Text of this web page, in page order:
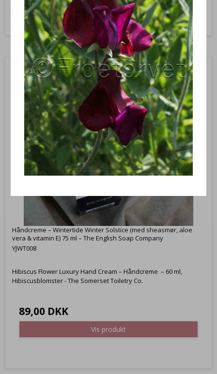
Håndcreme – Wintertide Winter Solstice (med sheasmør, aloe
vera & vitamin E) 75 ml – The English Soap Company
YJWT008
Hibiscus Flower Luxury Hand Cream – Håndcreme – 60 ml,
Hibiscusblomster - The Somerset Toiletry Co.
89,00 DKK
Vis produkt